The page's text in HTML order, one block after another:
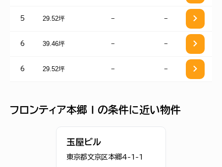
5 29.52坪 − −
6 39.46坪 − −
6 29.52坪 − −
フロンティア本郷Ⅰの条件に近い物件
玉屋ビル
東京都文京区本郷4-1-1